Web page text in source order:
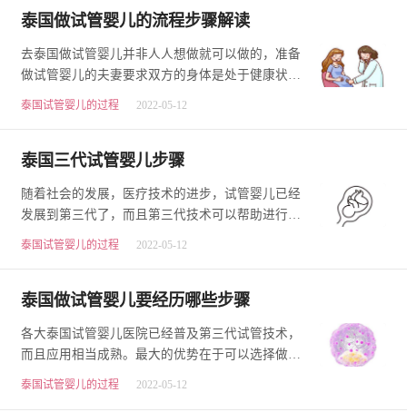
泰国做试管婴儿的流程步骤解读
去泰国做试管婴儿并非人人想做就可以做的，准备
做试管婴儿的夫妻要求双方的身体是处于健康状
态，身上不带有传染性疾病，并且精神状态良好
泰国试管婴儿的过程 2022-05-12
泰国三代试管婴儿步骤
随着社会的发展，医疗技术的进步，试管婴儿已经
发展到第三代了，而且第三代技术可以帮助进行试
管婴儿的女性筛查一些遗传疾病，并且有了很大的
泰国试管婴儿的过程 2022-05-12
泰国做试管婴儿要经历哪些步骤
各大泰国试管婴儿医院已经普及第三代试管技术，
而且应用相当成熟。最大的优势在于可以选择做第
三代试管婴儿技术，可以排查遗传疾病。去泰国做
泰国试管婴儿的过程 2022-05-12